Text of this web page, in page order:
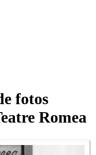
fotos
Romea